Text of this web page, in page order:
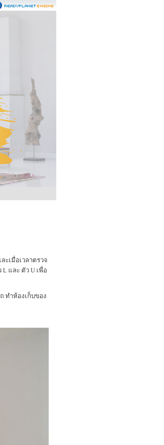
เมื่อเวลาตรวจ
และ ตัว U เพื่อ
ทำห้องเก็บของ